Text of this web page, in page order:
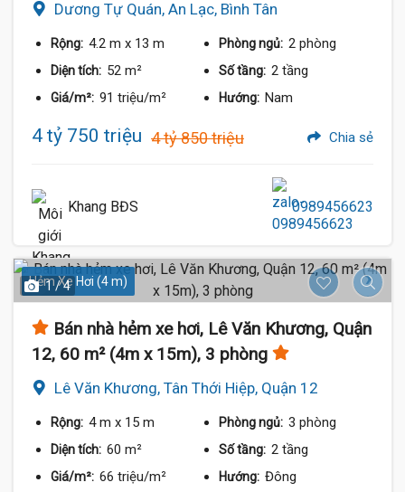
Dương Tự Quán, An Lạc, Bình Tân
Rộng: 4.2 m x 13 m Phòng ngủ: 2 phòng
Diện tích: 52 m² Số tầng: 2 tầng
Giá/m²: 91 triệu/m² Hướng: Nam
4 tỷ 750 triệu 4 tỷ 850 triệu Chia sẻ
Khang BĐS 0989456623
Hẻm Xe Hơi (4 m)
1 / 4
Bán nhà hẻm xe hơi, Lê Văn Khương, Quận
12, 60 m² (4m x 15m), 3 phòng
Lê Văn Khương, Tân Thới Hiệp, Quận 12
Rộng: 4 m x 15 m Phòng ngủ: 3 phòng
Diện tích: 60 m² Số tầng: 2 tầng
Giá/m²: 66 triệu/m² Hướng: Đông